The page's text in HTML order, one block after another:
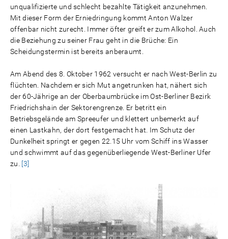
unqualifizierte und schlecht bezahlte Tätigkeit anzunehmen.
Mit dieser Form der Erniedringung kommt Anton Walzer
offenbar nicht zurecht. Immer öfter greift er zum Alkohol. Auch
die Beziehung zu seiner Frau geht in die Brüche: Ein
Scheidungstermin ist bereits anberaumt.
Am Abend des 8. Oktober 1962 versucht er nach West-Berlin zu
flüchten. Nachdem er sich Mut angetrunken hat, nähert sich
der 60-Jährige an der Oberbaumbrücke im Ost-Berliner Bezirk
Friedrichshain der Sektorengrenze. Er betritt ein
Betriebsgelände am Spreeufer und klettert unbemerkt auf
einen Lastkahn, der dort festgemacht hat. Im Schutz der
Dunkelheit springt er gegen 22.15 Uhr vom Schiff ins Wasser
und schwimmt auf das gegenüberliegende West-Berliner Ufer
zu. [3]